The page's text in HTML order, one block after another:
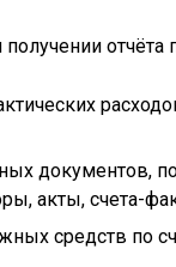
отчёта
документов,
акты, счета-
средств по